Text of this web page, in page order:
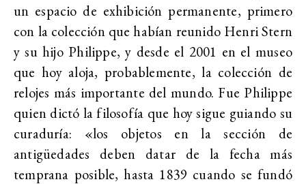
un espacio de exhibición permanente, primero
con la colección que habían reunido Henri Stern
y su hijo Philippe, y desde el 2001 en el museo
que hoy aloja, probablemente, la colección de
relojes más importante del mundo. Fue Philippe
quien dictó la filosofía que hoy sigue guiando su
curaduría: «los objetos en la sección de
antigüedades deben datar de la fecha más
temprana posible, hasta 1839 cuando se fundó